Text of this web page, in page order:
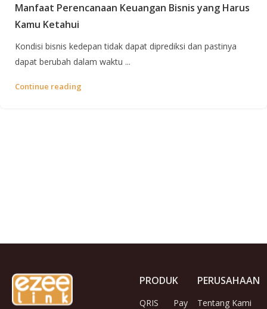
Manfaat Perencanaan Keuangan Bisnis yang Harus
Kamu Ketahui
Kondisi bisnis kedepan tidak dapat diprediksi dan pastinya
dapat berubah dalam waktu ...
Continue reading
PRODUK
QRIS
Pay
PERUSAHAAN
Tentang Kami